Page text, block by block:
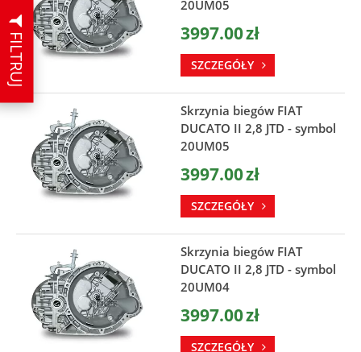
FILTRUJ
20UM05
3997.00zł
SZCZEGÓŁY
Skrzynia biegów FIAT
DUCATO II 2,8 JTD - symbol
20UM05
3997.00zł
SZCZEGÓŁY
Skrzynia biegów FIAT
DUCATO II 2,8 JTD - symbol
20UM04
3997.00zł
SZCZEGÓŁY